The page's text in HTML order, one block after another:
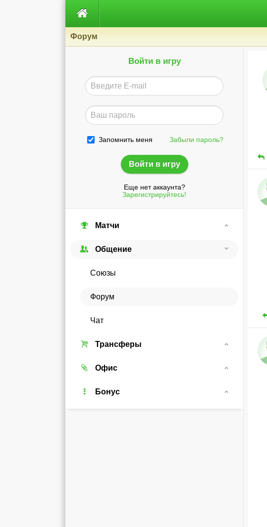

Форум
Войти в игру
Запомнить меня Забыли пароль?
Еще нет аккаунта?
Зарегистрируйтесь!
Матчи
Кубковые турниры
Чемпионаты
Кубки стран
Еврокубки
Общение
Союзы
Форум
Чат
Трансферы
Трансферный рынок
Реальные игроки
Офис
Легенды
Бонус